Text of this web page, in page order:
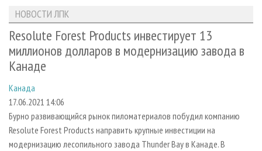
ЛЕСОЗАГОТОВКА
ЛЕСОПИЛЕНИЕ
ДЕРЕВООБРАБОТКА
СУШКА ДРЕВЕСИНЫ
ПРОИЗВОДСТВО ДРЕВЕСНЫХ ПЛИТ
ДЕРЕВЯННОЕ ДОМОСТРОЕНИЕ
ПРОИЗВОДСТВО МЕБЕЛИ
НОВОСТИ ЛПК
НОВОСТИ ЖУРНАЛА
НОВОСТИ КОМПАНИЙ
ПРОЕКТЫ ЛПИ
АНАЛИТИКА
ПРЕДПРИЯТИЯ ЛПК
ЛЕСНЫЕ РЕГИОНЫ РОССИИ
ПЕРСОНЫ
МОБИЛЬНЫЕ ВЫСТАВКИ
ОФИЦИАЛЬНЫЕ ДЕЛЕГАЦИИ
ПРИОРИТЕТНЫЕ ИНВЕСТПРОЕКТЫ
АРХИВ
АРХИВ ЖУРНАЛОВ
СТАТЬИ
О ЖУРНАЛЕ
ПОДПИСКА
КОНТАКТЫ
РЕКЛАМОДАТЕЛЯМ
РЕКЛАМА
РЕКЛАМА НА САЙТЕ
НОВОСТИ ЛПК
Resolute Forest Products инвестирует 13
миллионов долларов в модернизацию завода в
Канаде
Канада
17.06.2021 14:06
Бурно развивающийся рынок пиломатериалов побудил компанию
Resolute Forest Products направить крупные инвестиции на
модернизацию лесопильного завода Thunder Bay в Канаде. В